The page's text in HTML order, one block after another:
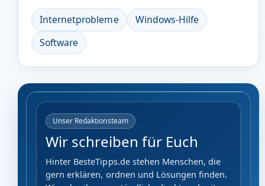
Internetprobleme
Windows-Hilfe
Software
Unser Redaktionsteam
Wir schreiben für Euch
Hinter BesteTipps.de stehen Menschen, die
gern erklären, ordnen und Lösungen finden.